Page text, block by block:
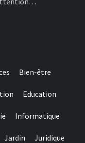
really
needed
habitudes
Bien-être
Education
Informatique
Jardin Juridique